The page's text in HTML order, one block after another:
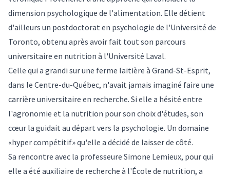
dimension psychologique de l'alimentation. Elle détient
d'ailleurs un postdoctorat en psychologie de l'Université de
Toronto, obtenu après avoir fait tout son parcours
universitaire en nutrition à l'Université Laval.
Celle qui a grandi sur une ferme laitière à Grand-St-Esprit,
dans le Centre-du-Québec, n'avait jamais imaginé faire une
carrière universitaire en recherche. Si elle a hésité entre
l'agronomie et la nutrition pour son choix d'études, son
cœur la guidait au départ vers la psychologie. Un domaine
«hyper compétitif» qu'elle a décidé de laisser de côté.
Sa rencontre avec la professeure Simone Lemieux, pour qui
elle a été auxiliaire de recherche à l'École de nutrition, a